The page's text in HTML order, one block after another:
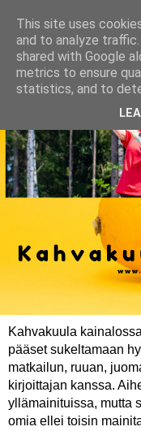
Kahvakuula
pääset sukeltamaan
matkailun, ruuan,
kirjoittajan kanssa.
yllämainituissa, mutta
omia ellei toisin
This site uses
and to analyze
shared with Google
metrics to ensure
statistics, and to